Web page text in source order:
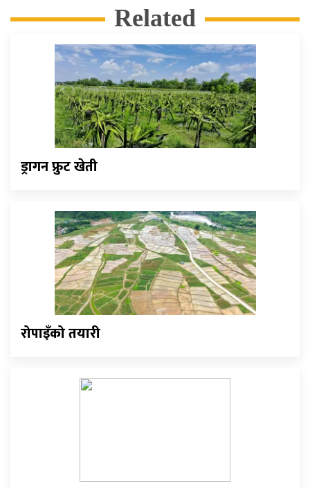
Related
ड्रागन फ्रुट खेती
रोपाइँको तयारी